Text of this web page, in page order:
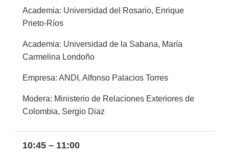
Academia: Universidad del Rosario, Enrique
Prieto-Ríos
Academia: Universidad de la Sabana, María
Carmelina Londoño
Empresa: ANDI, Alfonso Palacios Torres
Modera: Ministerio de Relaciones Exteriores de
Colombia, Sergio Diaz
10:45 – 11:00